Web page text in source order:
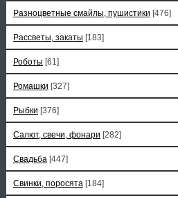
Разноцветные смайлы, пушистики [476]
Рассветы, закаты [183]
Роботы [61]
Ромашки [327]
Рыбки [376]
Салют, свечи, фонари [282]
Свадьба [447]
Свинки, поросята [184]